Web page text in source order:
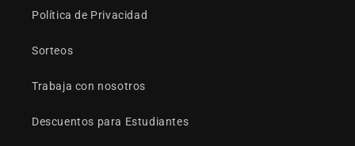
Política de Privacidad
Sorteos
Trabaja con nosotros
Descuentos para Estudiantes